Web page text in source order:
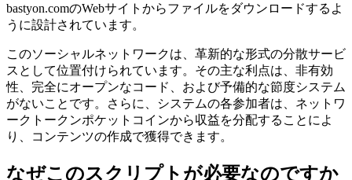
bastyon.comのWebサイトからファイルをダウンロードするよ
うに設計されています。
このソーシャルネットワークは、革新的な形式の分散サービ
スとして位置付けられています。その主な利点は、非有効
性、完全にオープンなコード、および予備的な節度システム
がないことです。さらに、システムの各参加者は、ネットワ
ークトークンポケットコインから収益を分配することによ
り、コンテンツの作成で獲得できます。
なぜこのスクリプトが必要なのですか